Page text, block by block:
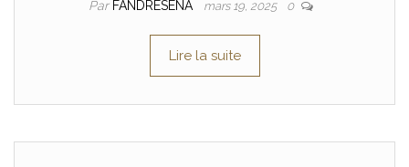
Par FANDRESENA mars 19, 2025 0
Lire la suite